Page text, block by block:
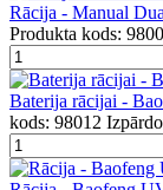
Rācija - Manual
Produkta kods:
Baterija rācijai -
kods: 98012